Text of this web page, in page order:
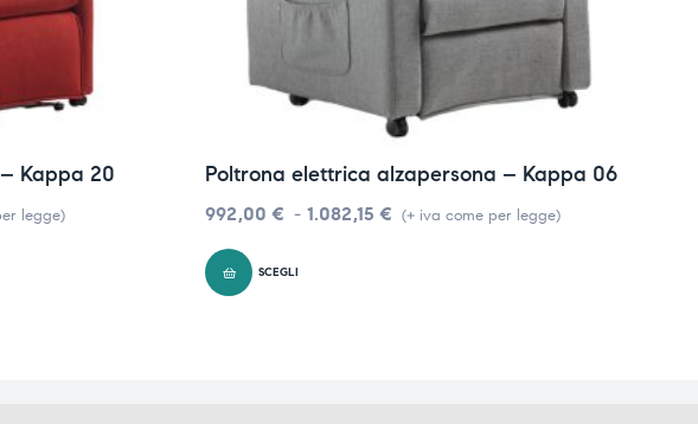
Kappa 20
legge)
Poltrona elettrica alzapersona – Kappa 06
992,00 € - 1.082,15 € (+ iva come per legge)
SCEGLI